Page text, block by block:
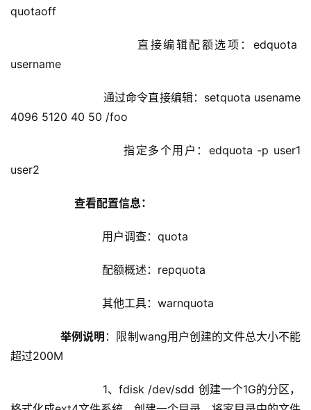
quotaoff
直接编辑配额选项：edquota
username
通过命令直接编辑：setquota usename
4096 5120 40 50 /foo
指定多个用户：edquota -p user1
user2
查看配置信息：
用户调查：quota
配额概述：repquota
其他工具：warnquota
举例说明 ：限制wang用户创建的文件总大小不能
超过200M
1、fdisk /dev/sdd 创建一个1G的分区，